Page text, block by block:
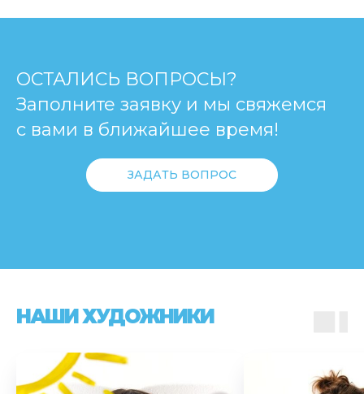
ОСТАЛИСЬ ВОПРОСЫ?
Заполните заявку и мы свяжемся
с вами в ближайшее время!
ЗАДАТЬ ВОПРОС
НАШИ ХУДОЖНИКИ